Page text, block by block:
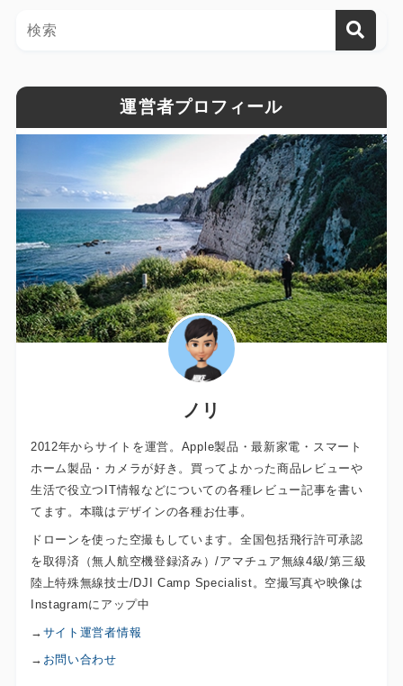
運営者プロフィール
ノリ
2012年からサイトを運営。Apple製品・最新家電・スマート
ホーム製品・カメラが好き。買ってよかった商品レビューや
生活で役立つIT情報などについての各種レビュー記事を書い
てます。本職はデザインの各種お仕事。
ドローンを使った空撮もしています。全国包括飛行許可承認
を取得済（無人航空機登録済み）/アマチュア無線4級/第三級
陸上特殊無線技士/DJI Camp Specialist。空撮写真や映像は
Instagramにアップ中
→ サイト運営者情報
→ お問い合わせ